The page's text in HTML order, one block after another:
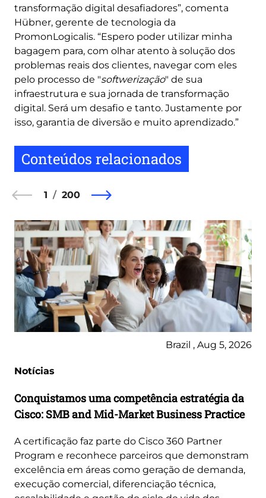
transformação digital desafiadores”, comenta
Hübner, gerente de tecnologia da
PromonLogicalis. “Espero poder utilizar minha
bagagem para, com olhar atento à solução dos
problemas reais dos clientes, navegar com eles
pelo processo de "softwerização" de sua
infraestrutura e sua jornada de transformação
digital. Será um desafio e tanto. Justamente por
isso, garantia de diversão e muito aprendizado.”
Conteúdos relacionados
1 200
Brazil , Aug 5, 2026
Notícias
Conquistamos uma competência estratégia da
Cisco: SMB and Mid-Market Business Practice
A certificação faz parte do Cisco 360 Partner
Program e reconhece parceiros que demonstram
excelência em áreas como geração de demanda,
execução comercial, diferenciação técnica,